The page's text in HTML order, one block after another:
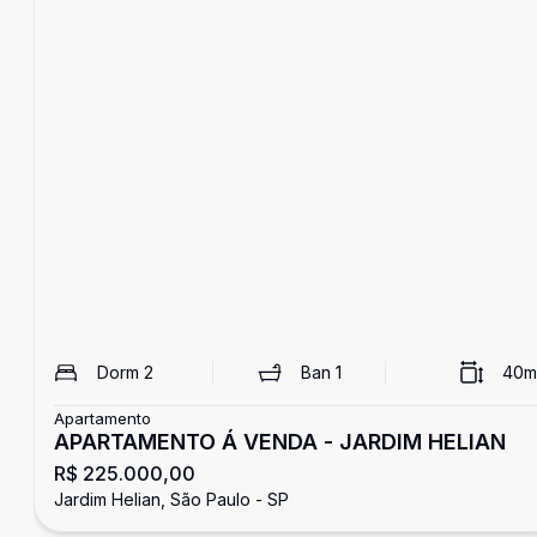
Dorm 2 Ban 1 40
Apartamento
APARTAMENTO Á VENDA - JARDIM HELIAN
R$ 225.000,00
Jardim Helian, São Paulo - SP